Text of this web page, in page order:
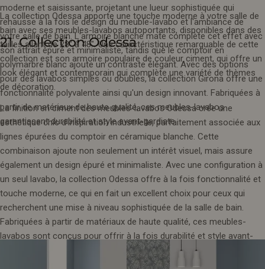
moderne et saisissante, projetant une lueur sophistiquée qui
rehausse à la fois le design du meuble-lavabo et l'ambiance de
votre salle de bain. L'armoire blanche mate complète cet effet avec
son attrait épuré et minimaliste, tandis que le comptoir en
polymarbre blanc ajoute un contraste élégant. Avec des options
pour des lavabos simples ou doubles, la collection Girona offre une
fonctionnalité polyvalente ainsi qu'un design innovant. Fabriquées à
partir de matériaux de haute qualité, ces meubles-lavabos
garantissent durabilité et style avant-gardiste.
21. Collection Odessa
La collection Odessa apporte une touche moderne à votre salle de
bain avec ses meubles-lavabos autoportants, disponibles dans des
tailles allant de 28" à 48". Une caractéristique remarquable de cette
collection est son armoire populaire de couleur ciment, qui offre un
look élégant et contemporain qui complète une variété de thèmes
de décoration.
La finition en ciment des meubles-lavabos Odessa crée une
esthétique chic d'inspiration industrielle, parfaitement associée aux
lignes épurées du comptoir en céramique blanche. Cette
combinaison ajoute non seulement un intérêt visuel, mais assure
également un design épuré et minimaliste. Avec une configuration à
un seul lavabo, la collection Odessa offre à la fois fonctionnalité et
touche moderne, ce qui en fait un excellent choix pour ceux qui
recherchent une mise à niveau sophistiquée de la salle de bain.
Fabriquées à partir de matériaux de haute qualité, ces meubles-
lavabos sont conçus pour offrir à la fois durabilité et style avant-